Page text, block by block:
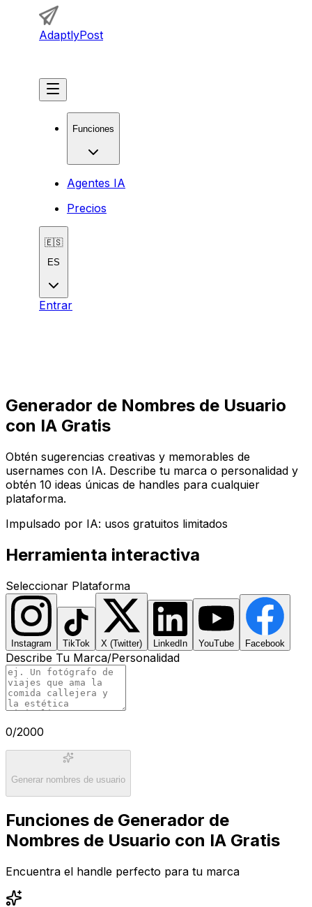
AdaptlyPost
Funciones
Agentes IA
Precios
🇪🇸
ES
Entrar
Generador de Nombres de Usuario
con IA Gratis
Obtén sugerencias creativas y memorables de
usernames con IA. Describe tu marca o personalidad y
obtén 10 ideas únicas de handles para cualquier
plataforma.
Impulsado por IA: usos gratuitos limitados
Herramienta interactiva
Seleccionar Plataforma
Instagram TikTok X (Twitter) LinkedIn YouTube Facebook
Describe Tu Marca/Personalidad
0/2000
Generar nombres de usuario
Funciones de Generador de
Nombres de Usuario con IA Gratis
Encuentra el handle perfecto para tu marca